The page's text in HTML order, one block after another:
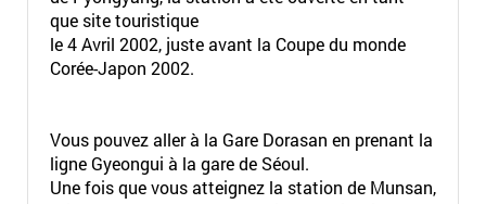
que site touristique
le 4 Avril 2002, juste avant la Coupe du monde
Corée-Japon 2002.
Vous pouvez aller à la Gare Dorasan en prenant la
ligne Gyeongui à la gare de Séoul.
Une fois que vous atteignez la station de Munsan,